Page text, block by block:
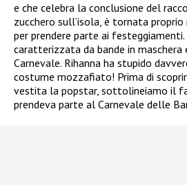
e che celebra la conclusione del
zucchero sull’isola, è tornata
per prendere parte ai
caratterizzata da bande in
Carnevale. Rihanna ha stupido
costume mozzafiato! Prima di
vestita la popstar, sottolineiamo il
prendeva parte al Carnevale delle